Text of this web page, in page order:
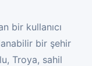
bir kullanıcı
bir şehir
Troya, sahil